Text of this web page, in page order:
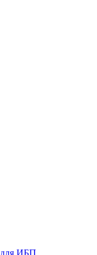
для ИБП